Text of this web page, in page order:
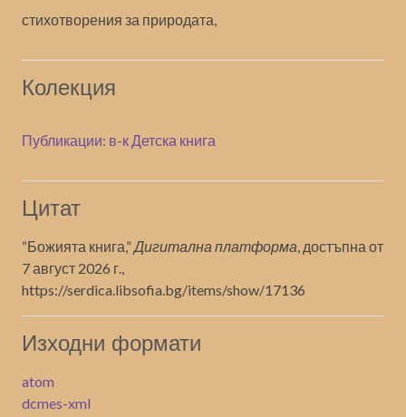
стихотворения за природата,
Колекция
Публикации: в-к Детска книга
Цитат
“Божията книга,”Дигитална платформа, достъпна от
7 август 2026 г.,
https://serdica.libsofia.bg/items/show/17136
Изходни формати
atom
dcmes-xml